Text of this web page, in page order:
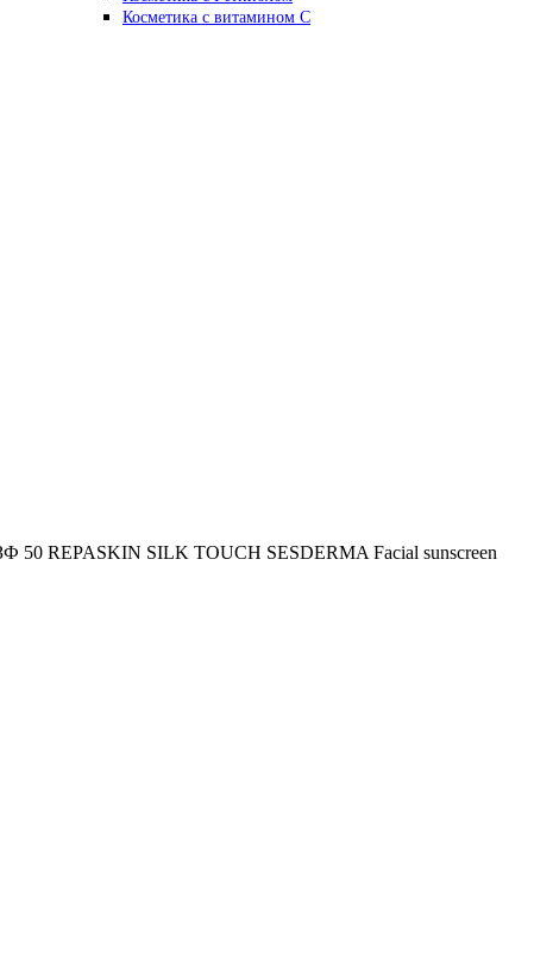
Косметика с витамином С
50 REPASKIN SILK TOUCH SESDERMA Facial sunscreen